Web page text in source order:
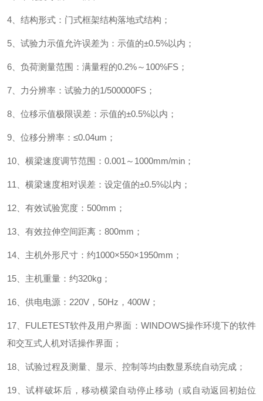
4、结构形式：门式框架结构落地式结构；
5、试验力示值允许误差为：示值的±0.5%以内 ；
6、负荷测量范围：满量程的0.2%～100%FS ；
7、力分辨率：试验力的1/500000FS ；
8、位移示值极限误差：示值的±0.5%以内 ；
9、位移分辨率：≤0.04um ；
10、横梁速度调节范围：0.001～1000mm/min ；
11、横梁速度相对误差：设定值的±0.5%以内 ；
12、有效试验宽度：500mm ；
13、有效拉伸空间距离：800mm ；
14、主机外形尺寸：约1000×550×1950mm ；
15、主机重量：约320kg ；
16、供电电源：220V，50Hz，400W ；
17、FULETEST软件及用户界面：WINDOWS操作环境下的软件
和交互式人机对话操作界面 ；
18、试验过程及测量、显示、控制等均由数显系统自动完成 ；
19、试样破坏后，移动横梁自动停止移动（或自动返回初始位